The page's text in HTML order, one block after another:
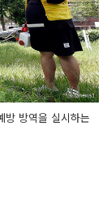
방 방역을 실시하는